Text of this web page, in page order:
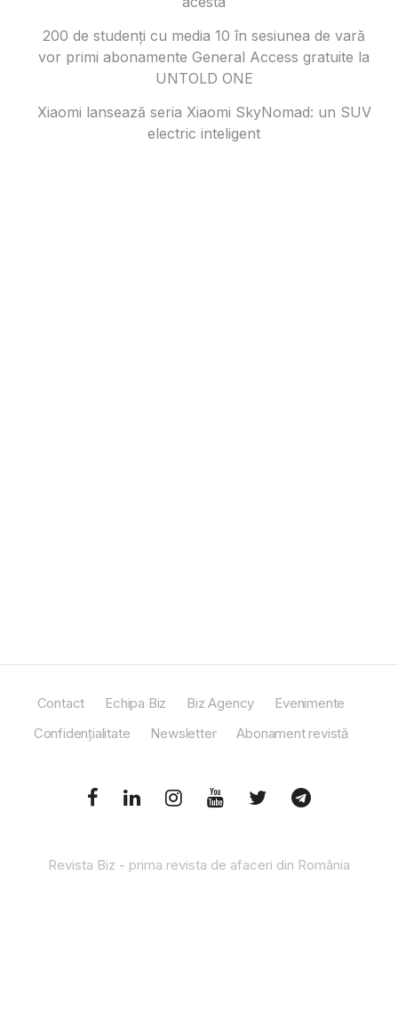
200 de studenți cu media 10 în sesiunea de vară
vor primi abonamente General Access gratuite la
UNTOLD ONE
Xiaomi lansează seria Xiaomi SkyNomad: un SUV
electric inteligent
Contact Echipa Biz Biz Agency
Evenimente
Confidențialitate
Newsletter Abonament revistă
Revista Biz - prima revista de afaceri din România